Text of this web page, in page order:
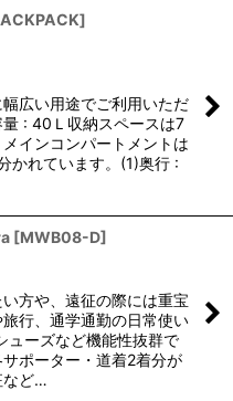
]
広い用途でご利用いただ
: 40Ｌ収納スペースは7
インコンパートメントは
かれています。(1)奥行 :
[MWB08-D]
方や、遠征の際には重宝
行、通学通勤の日常使い
ューズなど機能性抜群で
ポーター・道着2着分が
など…